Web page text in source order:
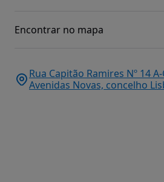
Encontrar no mapa
Rua Capitão Ramires Nº 14
Avenidas Novas, concelho